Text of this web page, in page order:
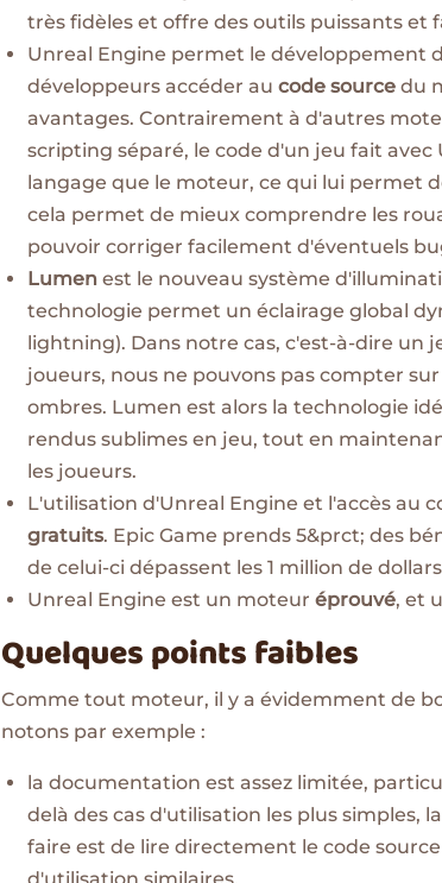
très fidèles et offre des outils puissants et
Unreal Engine permet le développement
développeurs accéder au code sourcedu
avantages. Contrairement à d'autres
scripting séparé, le code d'un jeu fait
langage que le moteur, ce qui lui permet
cela permet de mieux comprendre les
pouvoir corriger facilement d'éventuels
Lumenest le nouveau système
technologie permet un éclairage global
lightning). Dans notre cas, c'est-à-dire
joueurs, nous ne pouvons pas compter
ombres. Lumen est alors la technologie
rendus sublimes en jeu, tout en
les joueurs.
L'utilisation d'Unreal Engine et l'accès au
gratuits. Epic Game prends 5&prct; des
de celui-ci dépassent les 1 million de
Unreal Engine est un moteur éprouvé, et
Quelques points faibles
Comme tout moteur, il y a évidemment de
notons par exemple :
la documentation est assez limitée,
delà des cas d'utilisation les plus simples,
faire est de lire directement le code